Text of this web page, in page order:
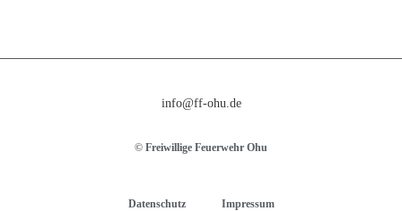
info@ff-ohu.de
© Freiwillige Feuerwehr Ohu
Datenschutz Impressum